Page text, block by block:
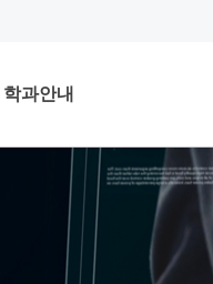
학과안내